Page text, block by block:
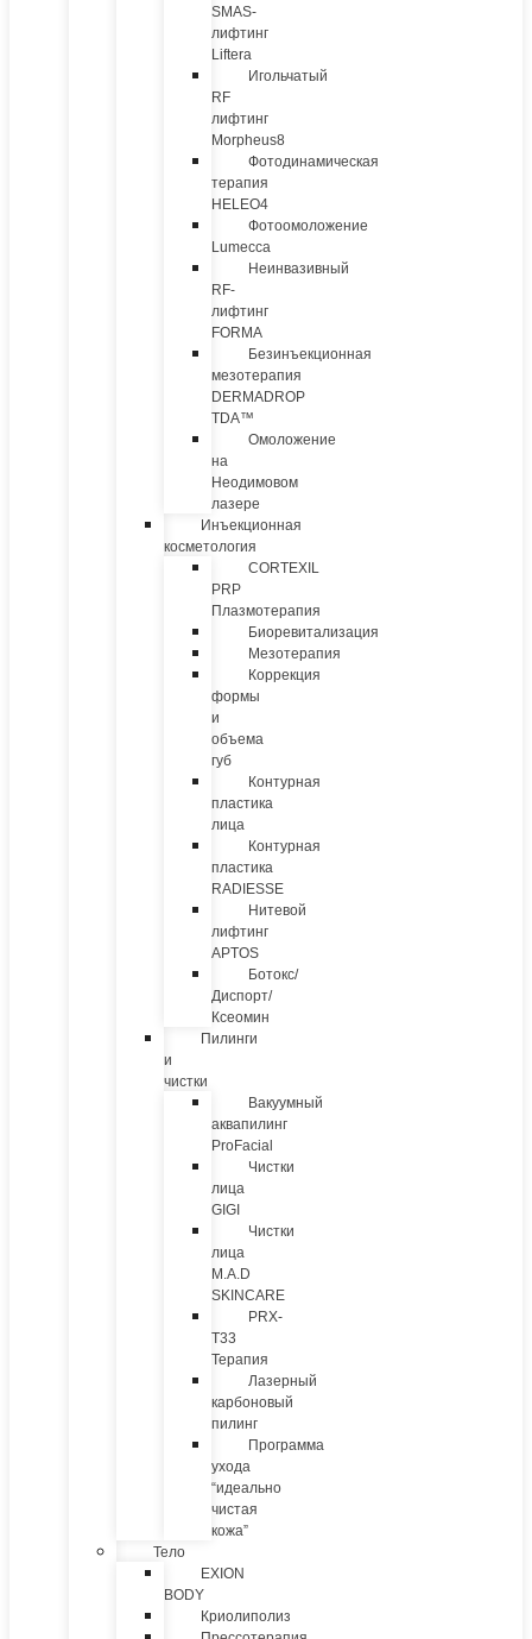
SMAS-
лифтинг
Liftera
Игольчатый
RF
лифтинг
Morpheus8
Фотодинамическая
терапия
HELEO4
Фотоомоложение
Lumecca
Неинвазивный
RF-
лифтинг
FORMA
Безинъекционная
мезотерапия
DERMADROP
TDA™
Омоложение
на
Неодимовом
лазере
Инъекционная
косметология
CORTEXIL
PRP
Плазмотерапия
Биоревитализация
Мезотерапия
Коррекция
формы
и
объема
губ
Контурная
пластика
лица
Контурная
пластика
RADIESSE
Нитевой
лифтинг
APTOS
Ботокс/
Диспорт/
Ксеомин
Пилинги
и
чистки
Вакуумный
аквапилинг
ProFacial
Чистки
лица
GIGI
Чистки
лица
M.A.D
SKINCARE
PRX-
T33
Терапия
Лазерный
карбоновый
пилинг
Программа
ухода
“идеально
чистая
кожа”
Тело
EXION
BODY
Криолиполиз